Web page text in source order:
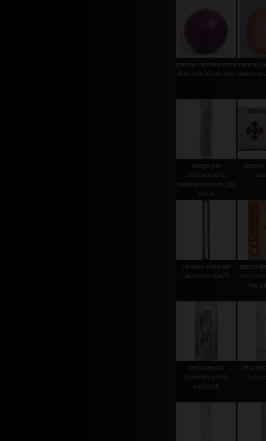
mensa candela sfera
diam.cm.10 col.viola
mensa
strega per
accendere le
candele in busta 100
pezzi
candela extra per
altare cm.40x70
per
cero decoro
colombe e fedi
cm.8x24
cero
croci